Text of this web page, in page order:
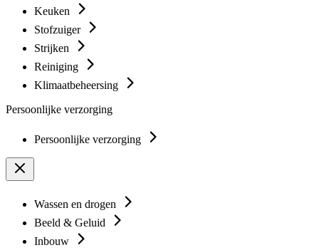
Keuken
Stofzuiger
Strijken
Reiniging
Klimaatbeheersing
Persoonlijke verzorging
Persoonlijke verzorging
Wassen en drogen
Beeld & Geluid
Inbouw